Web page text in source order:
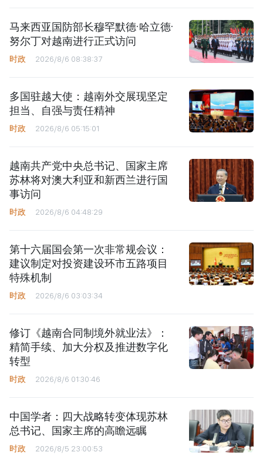
马来西亚国防部长穆罕默德·哈立德·
努尔丁对越南进行正式访问
时政 2026/8/6 08:38:37
多国驻越大使：越南外交展现坚定
担当、自强与责任精神
时政 2026/8/6 05:15:01
越南共产党中央总书记、国家主席
苏林将对澳大利亚和新西兰进行国
事访问
时政 2026/8/6 04:48:29
第十六届国会第一次非常规会议：
建议制定对投资建设环市五路项目
特殊机制
时政 2026/8/6 03:03:34
修订《越南合同制境外就业法》：
精简手续、加大分权及推进数字化
转型
时政 2026/8/6 01:30:46
中国学者：四大战略转变体现苏林
总书记、国家主席的高瞻远瞩
时政 2026/8/5 23:00:53